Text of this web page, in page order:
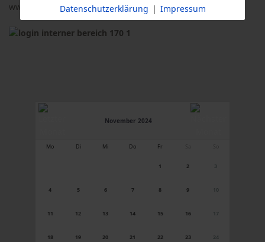
www.logl-bw.de
November 2024
Mo Di Mi Do Fr
1 2 3
4 5 6 7 8 9 10
11 12 13 14 15 16 17
18 19 20 21 22 23 24
Datenschutzerklärung | Impressum